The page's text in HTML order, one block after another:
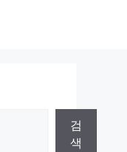
검
색